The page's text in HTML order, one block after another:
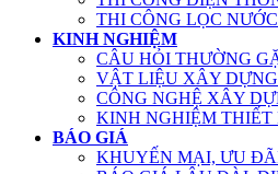
THI CÔNG LỌC
KINH NGHIỆM
CÂU HỎI THƯỜNG
VẬT LIỆU XÂY
CÔNG NGHỆ XÂY
KINH NGHIỆM THIẾT
BÁO GIÁ
KHUYẾN MẠI, ƯU